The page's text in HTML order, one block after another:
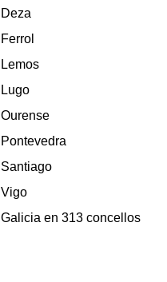
Deza
Ferrol
Lemos
Lugo
Ourense
Pontevedra
Santiago
Vigo
Galicia en 313 concellos